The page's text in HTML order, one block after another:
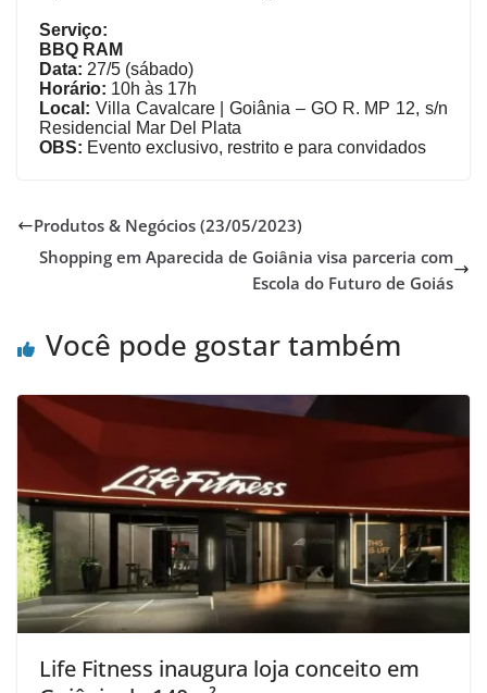
Serviço:
BBQ RAM
Data: 27/5 (sábado)
Horário: 10h às 17h
Local: Villa Cavalcare
| Goiânia – GO R. MP 12, s/n
Residencial Mar Del Plata
OBS: Evento exclusivo, restrito e para convidados
Produtos & Negócios (23/05/2023)
Shopping em Aparecida de Goiânia visa parceria com
Escola do Futuro de Goiás
Você pode gostar também
Life Fitness inaugura loja conceito em